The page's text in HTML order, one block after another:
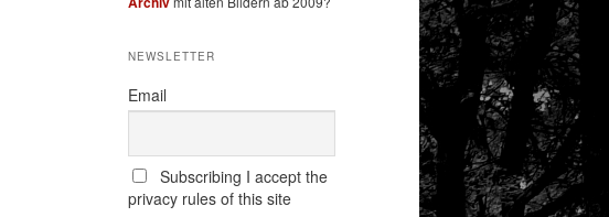
NEWSLETTER
Email
Subscribing I accept the
privacy rules of this site